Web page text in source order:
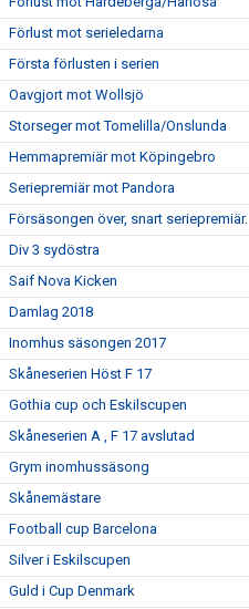
Förlust mot serieledarna
Första förlusten i serien
Oavgjort mot Wollsjö
Storseger mot Tomelilla/Onslunda
Hemmapremiär mot Köpingebro
Seriepremiär mot Pandora
Försäsongen över, snart seriepremiär.
Div 3 sydöstra
Saif Nova Kicken
Damlag 2018
Inomhus säsongen 2017
Skåneserien Höst F 17
Gothia cup och Eskilscupen
Skåneserien A , F 17 avslutad
Grym inomhussäsong
Skånemästare
Football cup Barcelona
Silver i Eskilscupen
Guld i Cup Denmark